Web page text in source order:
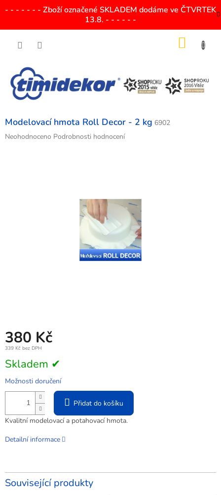
na- - - - - - - Zboží označené SKLADEM dodáme ve ČTVRTEK
13.8. - - - - - -
Modelovací hmota Roll Decor - 2 kg 6902
Průměrné
Neohodnoceno Podrobnosti hodnocení
380 Kč
339 Kč bez DPH
Měrná
cena:
Skladem ✔
Možnosti doručení
Přidat do košíku
Kvalitní modelovací a potahovací hmota.
Detailní informace
Související produkty